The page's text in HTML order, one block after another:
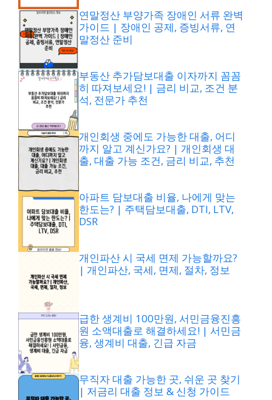
연말정산 부양가족 장애인 서류 완벽
가이드 | 장애인 공제, 증빙서류, 연
말정산 준비
부동산 추가담보대출 이자까지 꼼꼼
히 따져보세요! | 금리 비교, 조건 분
석, 전문가 추천
개인회생 중에도 가능한 대출, 어디
까지 알고 계신가요? | 개인회생 대
출, 대출 가능 조건, 금리 비교, 추천
아파트 담보대출 비율, 나에게 맞는
한도는? | 주택담보대출, DTI, LTV,
DSR
개인파산 시 국세 면제 가능할까요?
| 개인파산, 국세, 면제, 절차, 정보
급한 생계비 100만원, 서민금융진흥
원 소액대출로 해결하세요! | 서민금
융, 생계비 대출, 긴급 자금
무직자 대출 가능한 곳, 쉬운 곳 찾기
| 저금리 대출 정보 & 신청 가이드